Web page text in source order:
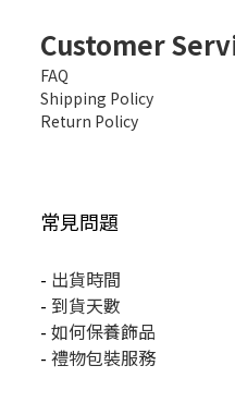
Customer
FAQ
Shipping Policy
Return Policy
常見問題
- 出貨時間
- 到貨天數
- 如何保養飾品
- 禮物包裝服務